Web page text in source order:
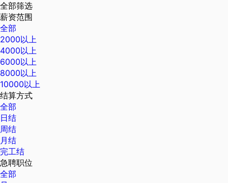
全部筛选
薪资范围
全部
2000以上
4000以上
6000以上
8000以上
10000以上
结算方式
全部
日结
周结
月结
完工结
急聘职位
全部